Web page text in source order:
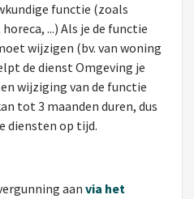
functie (zoals
...) Als je de functie
wijzigen (bv. van woning
de dienst Omgeving je
wijziging van de functie
tot 3 maanden duren, dus
diensten op tijd.
aan via het